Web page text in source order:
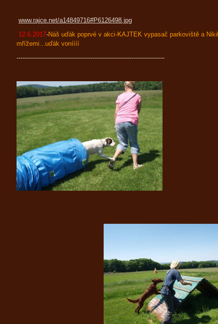
www.rajce.net/a14849716#P6126498.jpg
12.6.2017-Náš uďák poprvé v akci-KAJTEK vypasač parkoviště a
mřížemi...uďák voníííí
----------------------------------------------------------------------------